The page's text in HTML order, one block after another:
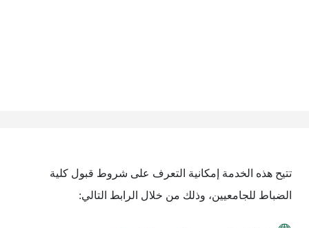
تتيح هذه الخدمة إمكانية التعرف على شروط قبول كلية
الضباط للجامعيين، وذلك من خلال الرابط التالي: